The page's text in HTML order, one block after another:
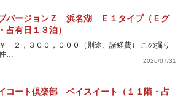
バージョンＺ 浜名湖 Ｅ１タイプ（Ｅグ
占有日１３泊）
２，３００，０００（別途、諸経費） この掘り
…
2026/07/31
コート倶楽部 ベイスイート（１１階・占